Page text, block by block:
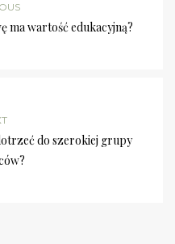
ma wartość edukacyjną?
do szerokiej grupy